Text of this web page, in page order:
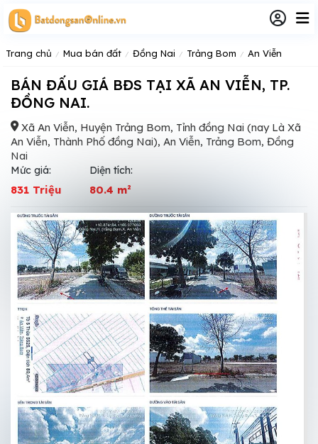
Trang chủ Mua bán đất Đồng Nai Trảng Bom An Viễn
BÁN ĐẤU GIÁ BĐS TẠI XÃ AN VIỄN, TP.
ĐỒNG NAI.
Xã An Viễn, Huyện Trảng Bom, Tỉnh đồng Nai (nay Là Xã
An Viễn, Thành Phố đồng Nai), An Viễn, Trảng Bom, Đồng
Nai
Mức giá:
831 Triệu
Diện tích:
80.4 m²